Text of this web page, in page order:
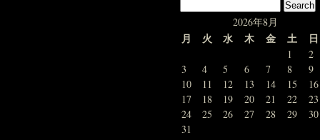
2026年8月
月 火 水 木 金 土 日
1
2
3
4 5 6 7 8
9
10
11 12 13 14 15
16
17
18 19 20 21 22
23
24
25 26 27 28 29
30
31